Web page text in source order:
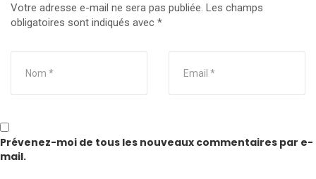
Votre adresse e-mail ne sera pas publiée. Les champs
obligatoires sont indiqués avec *
Prévenez-moi de tous les nouveaux commentaires par e-
mail.